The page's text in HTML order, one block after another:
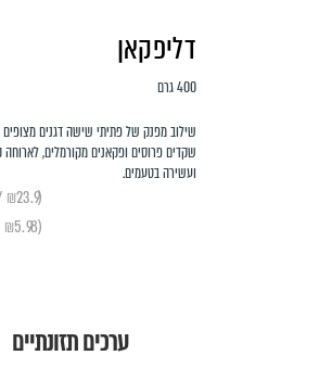
דליפקאן
400 גרם
שילוב מפנק של פתיתי שישה דגנים
שקדים פרוסים ופקאנים מקורמלים,
ועשירה בטעמים.
(₪23.9 / יחידה)
(₪5.98 / 100 גרם)
ערכים תזונתיים